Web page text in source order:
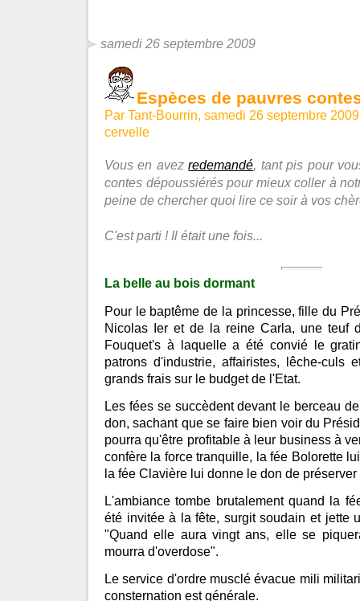
samedi 26 septembre 2009
Espèces de pauvres
Par Tant-Bourrin, samedi 26 septembre
cervelle
Vous en avezredemandé, tant pis pour
contes dépoussiérés pour mieux coller à
peine de chercher quoi lire ce soir à vos
C'est parti ! Il était une fois...
La belle au bois dormant
Pour le baptême de la princesse, fille du
Nicolas Ier et de la reine Carla, une teuf
Fouquet's à laquelle a été convié le
patrons d'industrie, affairistes, lêche-culs
grands frais sur le budget de l'Etat.
Les fées se succèdent devant le berceau
don, sachant que se faire bien voir du
pourra qu'être profitable à leur business à
confère la force tranquille, la fée Bolorette
la fée Clavière lui donne le don de
L'ambiance tombe brutalement quand la
été invitée à la fête, surgit soudain et jette
"Quand elle aura vingt ans, elle se
mourra d'overdose".
Le service d'ordre musclé évacue mili
consternation est générale.